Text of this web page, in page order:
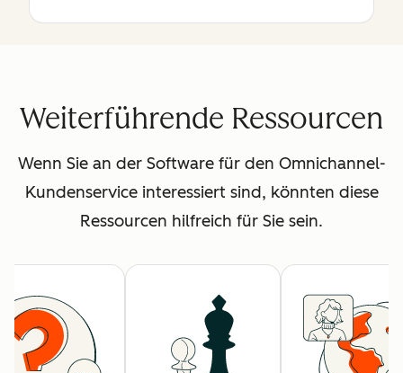
Weiterführende Ressourcen
Wenn Sie an der Software für den Omnichannel-
Kundenservice interessiert sind, könnten diese
Ressourcen hilfreich für Sie sein.